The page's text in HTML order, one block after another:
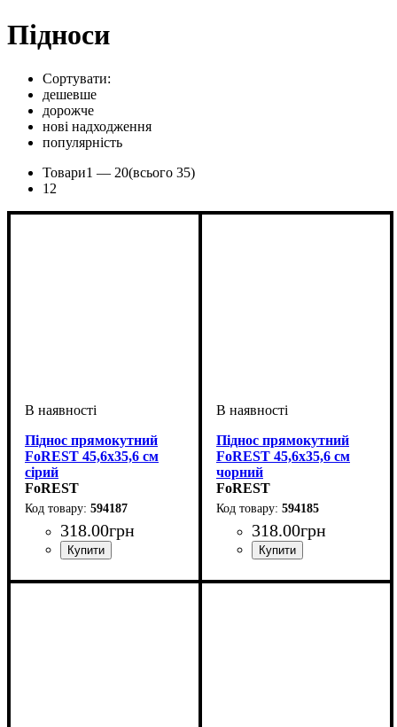
Підноси
Сортувати:
дешевше
дорожче
нові надходження
популярність
Товари1 — 20(всього 35)
1 2
Піднос прямокутний
FoREST 45,6х35,6 см
сірий
FoREST
594187
318.00грн
Піднос прямокутний
FoREST 45,6х35,6 см
чорний
FoREST
594185
318.00грн